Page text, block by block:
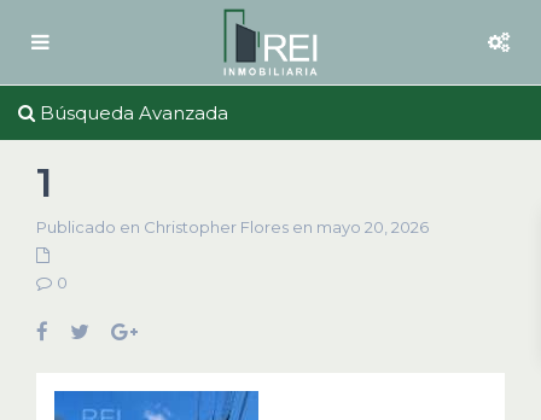
Búsqueda Avanzada
1
Publicado en Christopher Flores en mayo 20, 2026
0